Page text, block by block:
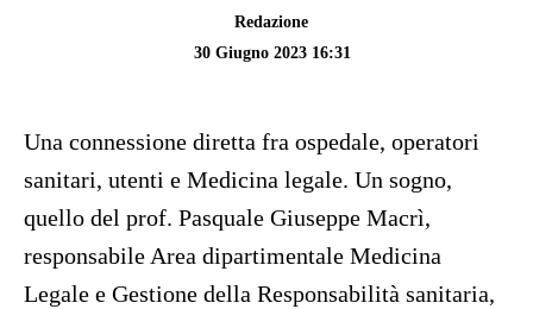
Redazione
30 Giugno 2023 16:31
Una connessione diretta fra ospedale, operatori
sanitari, utenti e Medicina legale. Un sogno,
quello del prof. Pasquale Giuseppe Macrì,
responsabile Area dipartimentale Medicina
Legale e Gestione della Responsabilità sanitaria,